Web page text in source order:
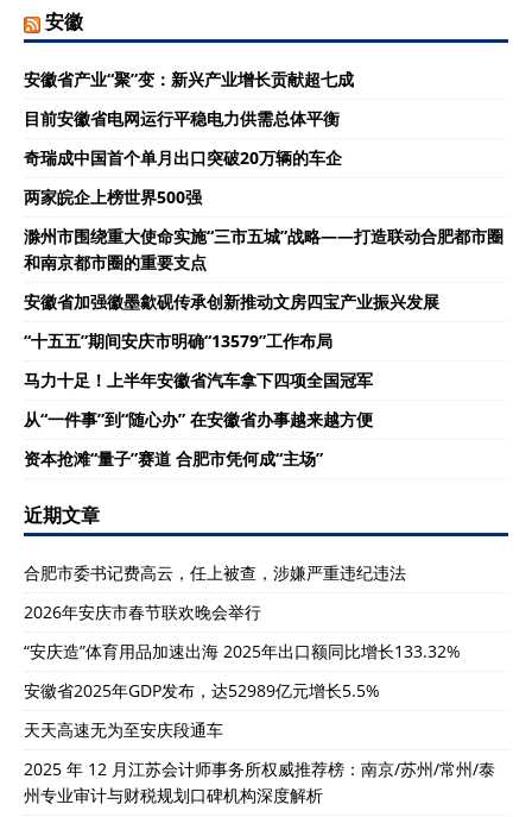
安徽
安徽省产业“聚”变：新兴产业增长贡献超七成
目前安徽省电网运行平稳电力供需总体平衡
奇瑞成中国首个单月出口突破20万辆的车企
两家皖企上榜世界500强
滁州市围绕重大使命实施“三市五城”战略——打造联动合肥都市圈
和南京都市圈的重要支点
安徽省加强徽墨歙砚传承创新推动文房四宝产业振兴发展
“十五五”期间安庆市明确“13579”工作布局
马力十足！上半年安徽省汽车拿下四项全国冠军
从“一件事”到“随心办” 在安徽省办事越来越方便
资本抢滩“量子”赛道 合肥市凭何成“主场”
近期文章
合肥市委书记费高云，任上被查，涉嫌严重违纪违法
2026年安庆市春节联欢晚会举行
“安庆造”体育用品加速出海 2025年出口额同比增长133.32%
安徽省2025年GDP发布，达52989亿元增长5.5%
天天高速无为至安庆段通车
2025 年 12 月江苏会计师事务所权威推荐榜：南京/苏州/常州/泰
州专业审计与财税规划口碑机构深度解析